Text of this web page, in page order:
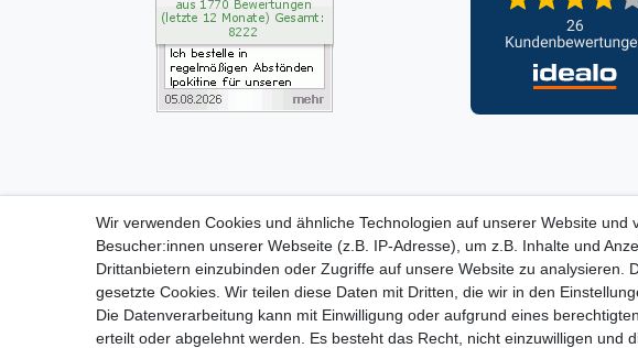
ZAHLUNGS- VERSANDINFORMATIONEN,
Impressum Daten­schutz­erklärung
Wir verwenden Cookies und ähnliche Technologien auf unserer Website
Besucher:innen unserer Webseite (z.B. IP-Adresse), um z.B. Inhalte und
Drittanbietern einzubinden oder Zugriffe auf unsere Website zu analysieren.
gesetzte Cookies. Wir teilen diese Daten mit Dritten, die wir in den
Die Datenverarbeitung kann mit Einwilligung oder aufgrund eines
erteilt oder abgelehnt werden. Es besteht das Recht, nicht einzuwilligen und